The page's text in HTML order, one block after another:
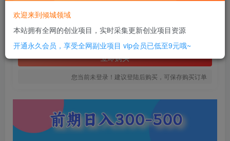
SVIP全站会员 免费
立即购买
您当前未登录！建议登陆后购买，可保存购买订单
欢迎来到倾城领域
本站拥有全网的创业项目，实时采集更新创业项目资源
开通永久会员，享受全网副业项目 vip会员已低至9元哦~